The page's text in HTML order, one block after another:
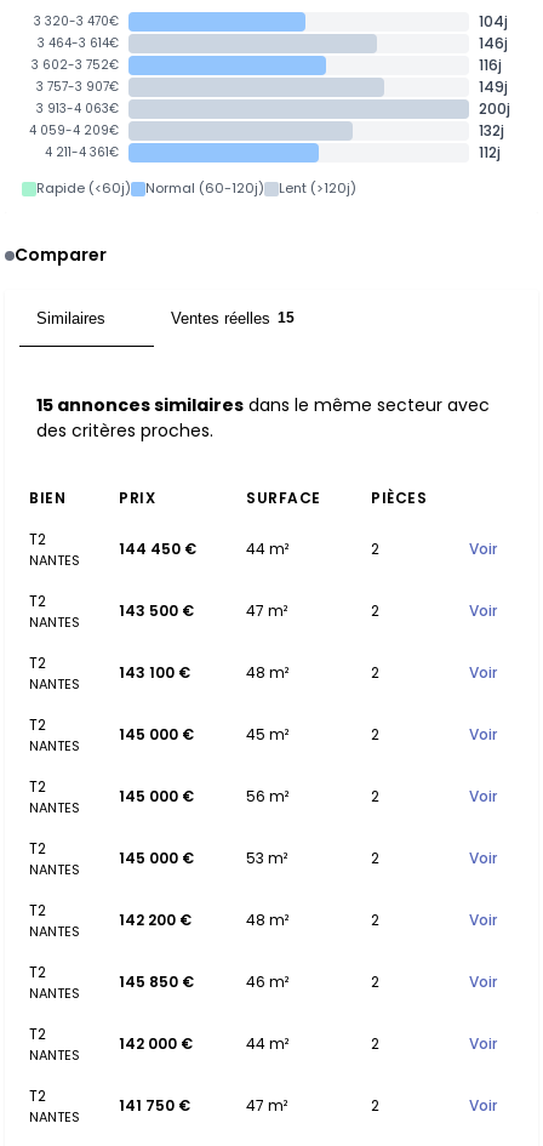
3 320-3 470€ 104j
3 464-3 614€ 146j
3 602-3 752€ 116j
3 757-3 907€ 149j
3 913-4 063€ 200j
4 059-4 209€ 132j
4 211-4 361€ 112j
Rapide (<60j) Normal (60-120j) Lent (>120j)
Comparer
Similaires Ventes réelles 15
15 annonces similaires dans le même secteur avec
des critères proches.
BIEN PRIX SURFACE
PIÈCES
T2
NANTES
144 450 € 44 m² 2 Voir
T2
NANTES
143 500 € 47 m² 2 Voir
T2
NANTES
143 100 € 48 m² 2 Voir
T2
NANTES
145 000 € 45 m² 2 Voir
T2
NANTES
145 000 € 56 m² 2 Voir
T2
NANTES
145 000 € 53 m² 2 Voir
T2
NANTES
142 200 € 48 m² 2 Voir
T2
NANTES
145 850 € 46 m² 2 Voir
T2
NANTES
142 000 € 44 m² 2 Voir
T2
NANTES
141 750 € 47 m² 2 Voir